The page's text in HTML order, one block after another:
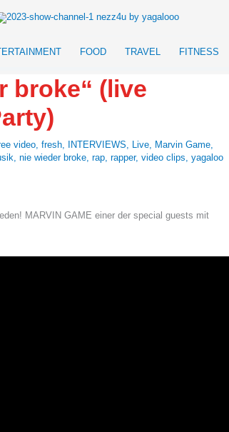
FOOD TRAVEL FITNESS
broke“ (live
video, fresh, INTERVIEWS, Live, Marvin Game,
, nie wieder broke, rap, rapper, video clips, yagaloo
MARVIN GAME einer der special guests mit